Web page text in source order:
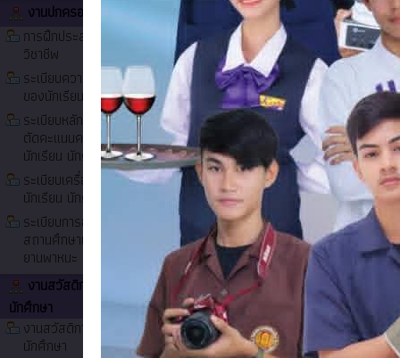
งานปกครอง
การฝึกประสบการณ์
วิชาชีพ
ระเบียบความประพฤติ
ของนักเรียน นักศึกษา
ระเบียบหลักเกณฑ์และวิธี
ตัดคะแนนความประพฤติ
นักเรียน นักศึกษา
ระเบียบเครื่องแต่งกาย
นักเรียน นักศึกษา
ระเบียบการออกนอก
สถานศึกษาและการใช้
ยานพาหนะ
งานสวัสดิการนักเรียน
นักศึกษา
งานสวัสดิการนักเรียน
นักศึกษา
ประกาศ
แนวทางปฏิบัติตนทางจริยธรรม (Do's and
รายชื่อ นักเรียน นักศึกษา และสถานศึกษา
ผลการคัดเลือกบุคคลเพื่อบรรจุเป็นลูกจ้าง
รายชื่อผู้มีสิทธิ์สอบคัดเลือกบุคคลเป็นลูกจ้
การรับสมัครคัดเลือกบุคคลเพื่อบรรรจุเป็น
ผลการคัดเลือกบุคคลเพื่อบรรจุเป็นลูกจ้าง
รายชื่อผู้มีสิทธิ์สอบคัดเลือกบุคคลเป็นลูกจ้
แจ้งการจัดการเรียนการสอนในรูปแบบออ
การรับสมัครคัดเลือกบุคคลเพื่อบรรรจุเป็
รายชื่อผู้เข้าอบรม วิชา อาหารไทยเบื้องต้น
ภาพกิจกรรม